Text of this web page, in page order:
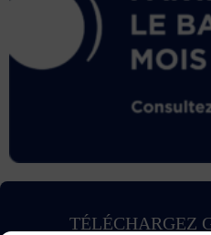
TÉLÉCHARGEZ